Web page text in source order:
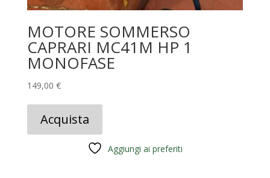
MOTORE SOMMERSO
CAPRARI MC41M HP 1
MONOFASE
149,00 €
Acquista
Aggiungi ai preferiti